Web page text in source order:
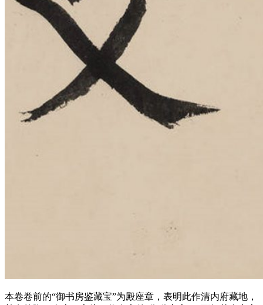
本卷卷前的“御书房鉴藏宝”为殿座章，表明此作清内府藏地，